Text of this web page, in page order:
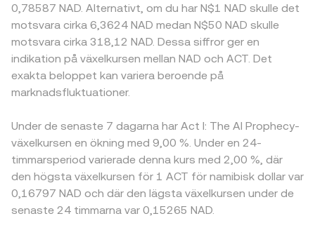
0,78587 NAD. Alternativt, om du har N$1 NAD skulle det
motsvara cirka 6,3624 NAD medan N$50 NAD skulle
motsvara cirka 318,12 NAD. Dessa siffror ger en
indikation på växelkursen mellan NAD och ACT. Det
exakta beloppet kan variera beroende på
marknadsfluktuationer.
Under de senaste 7 dagarna har Act I: The AI Prophecy-
växelkursen en ökning med 9,00 %. Under en 24-
timmarsperiod varierade denna kurs med 2,00 %, där
den högsta växelkursen för 1 ACT för namibisk dollar var
0,16797 NAD och där den lägsta växelkursen under de
senaste 24 timmarna var 0,15265 NAD.